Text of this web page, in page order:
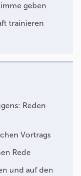
geben
trainieren
Reden
Vortrags
Rede
und auf den